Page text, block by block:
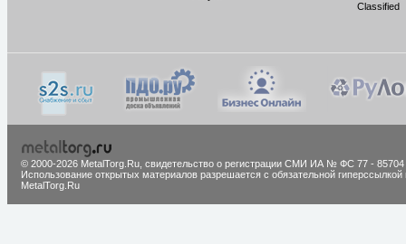
Classified
© 2000-2026 MetalTorg.Ru, cвидетельство о регистрации СМИ ИА № ФС 77 - 85704
Использование открытых материалов разрешается с обязательной гиперссылкой
MetalTorg.Ru